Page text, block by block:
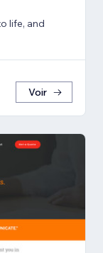
life, and
Voir